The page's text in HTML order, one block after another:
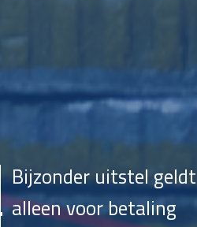
Bijzonder uitstel geldt
alleen voor betaling